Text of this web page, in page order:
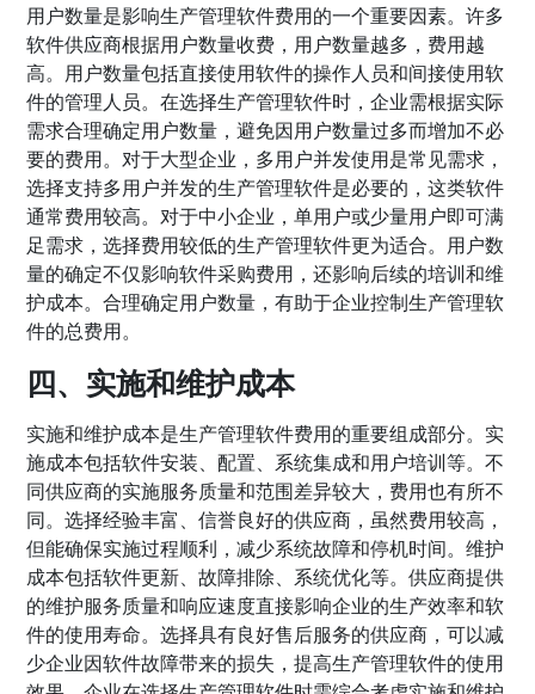
用户数量是影响生产管理软件费用的一个重要因素。许多
软件供应商根据用户数量收费，用户数量越多，费用越
高。用户数量包括直接使用软件的操作人员和间接使用软
件的管理人员。在选择生产管理软件时，企业需根据实际
需求合理确定用户数量，避免因用户数量过多而增加不必
要的费用。对于大型企业，多用户并发使用是常见需求，
选择支持多用户并发的生产管理软件是必要的，这类软件
通常费用较高。对于中小企业，单用户或少量用户即可满
足需求，选择费用较低的生产管理软件更为适合。用户数
量的确定不仅影响软件采购费用，还影响后续的培训和维
护成本。合理确定用户数量，有助于企业控制生产管理软
件的总费用。
四、实施和维护成本
实施和维护成本是生产管理软件费用的重要组成部分。实
施成本包括软件安装、配置、系统集成和用户培训等。不
同供应商的实施服务质量和范围差异较大，费用也有所不
同。选择经验丰富、信誉良好的供应商，虽然费用较高，
但能确保实施过程顺利，减少系统故障和停机时间。维护
成本包括软件更新、故障排除、系统优化等。供应商提供
的维护服务质量和响应速度直接影响企业的生产效率和软
件的使用寿命。选择具有良好售后服务的供应商，可以减
少企业因软件故障带来的损失，提高生产管理软件的使用